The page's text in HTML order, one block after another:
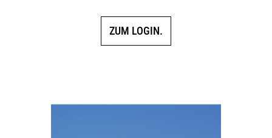
ZUM LOGIN.